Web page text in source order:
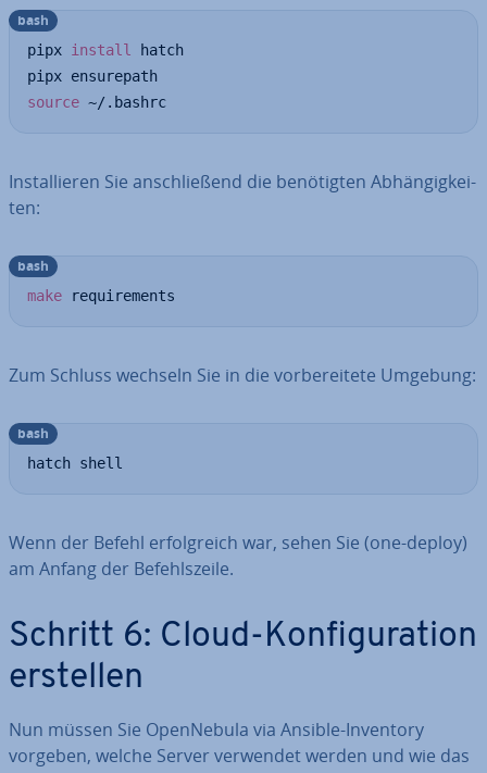
pipx install
hatch
source ~/.bashrc
bash
In­stal­lie­ren Sie an­schlie­ßend die be­nö­tig­ten Ab­hän­gig­kei­
ten:
make requirements
bash
Zum Schluss wechseln Sie in die vor­be­rei­te­te Umgebung:
hatch shell
bash
Wenn der Befehl er­folg­reich war, sehen Sie (one-deploy)
am Anfang der Be­fehls­zei­le.
Schritt 6: Cloud-Kon­fi­gu­ra­ti­on
erstellen
Nun müssen Sie Open­Ne­bu­la via Ansible-Inventory
vorgeben, welche Server verwendet werden und wie das